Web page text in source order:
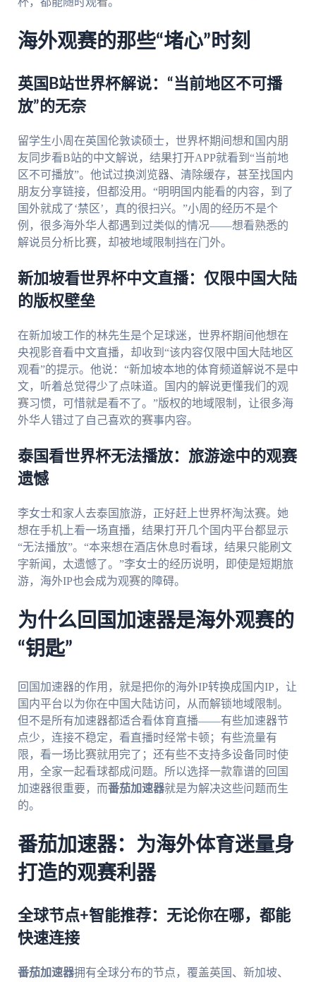
海外观赛的那些“堵心”时刻
英国B站世界杯解说：“当前地区不可播
放”的无奈
留学生小周在英国伦敦读硕士，世界杯期间想和国内朋
友同步看B站的中文解说，结果打开APP就看到“当前地
区不可播放”。他试过换浏览器、清除缓存，甚至找国内
朋友分享链接，但都没用。“明明国内能看的内容，到了
国外就成了‘禁区’，真的很扫兴。”小周的经历不是个
例，很多海外华人都遇到过类似的情况——想看熟悉的
解说员分析比赛，却被地域限制挡在门外。
新加坡看世界杯中文直播：仅限中国大陆
的版权壁垒
在新加坡工作的林先生是个足球迷，世界杯期间他想在
央视影音看中文直播，却收到“该内容仅限中国大陆地区
观看”的提示。他说：“新加坡本地的体育频道解说不是中
文，听着总觉得少了点味道。国内的解说更懂我们的观
赛习惯，可惜就是看不了。”版权的地域限制，让很多海
外华人错过了自己喜欢的赛事内容。
泰国看世界杯无法播放：旅游途中的观赛
遗憾
李女士和家人去泰国旅游，正好赶上世界杯淘汰赛。她
想在手机上看一场直播，结果打开几个国内平台都显示
“无法播放”。“本来想在酒店休息时看球，结果只能刷文
字新闻，太遗憾了。”李女士的经历说明，即使是短期旅
游，海外IP也会成为观赛的障碍。
为什么回国加速器是海外观赛的
“钥匙”
回国加速器的作用，就是把你的海外IP转换成国内IP，让
国内平台以为你在中国大陆访问，从而解锁地域限制。
但不是所有加速器都适合看体育直播——有些加速器节
点少，连接不稳定，看直播时经常卡顿；有些流量有
限，看一场比赛就用完了；还有些不支持多设备同时使
用，全家一起看球都成问题。所以选择一款靠谱的回国
加速器很重要，而番茄加速器就是为解决这些问题而生
的。
番茄加速器：为海外体育迷量身
打造的观赛利器
全球节点+智能推荐：无论你在哪，都能
快速连接
番茄加速器拥有全球分布的节点，覆盖英国、新加坡、